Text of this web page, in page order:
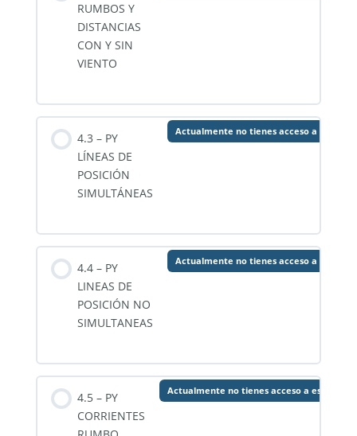
RUMBOS Y
DISTANCIAS
CON Y SIN
VIENTO
4.3 – PY
LÍNEAS DE
POSICIÓN
SIMULTÁNEAS
Actualmente no tienes acceso a este
4.4 – PY
LINEAS DE
POSICIÓN NO
SIMULTANEAS
Actualmente no tienes acceso a este
4.5 – PY
CORRIENTES
Actualmente no tienes acceso a este